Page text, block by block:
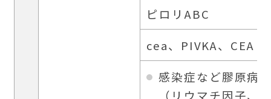
ピロリABC
cea、PIVKA、CEA
感染症など膠原病
（リウマチ因子、